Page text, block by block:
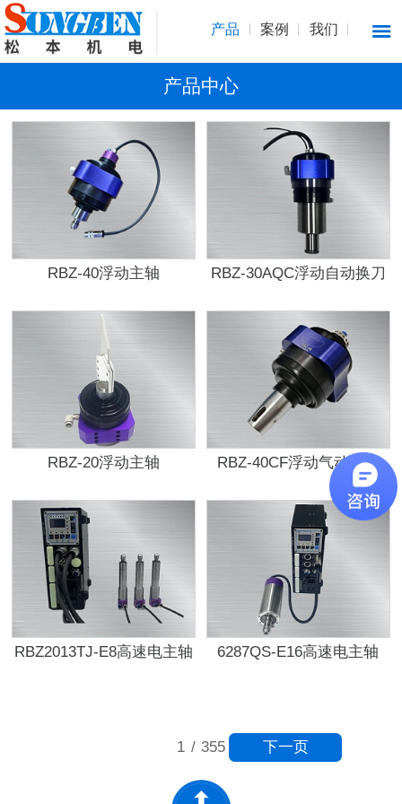
产品 案例 我们
产品中心
RBZ-40浮动主轴
RBZ-30AQC浮动自动换刀
RBZ-20浮动主轴 RBZ-40CF浮动气动锉刀
RBZ2013TJ-E8高速电主轴 6287QS-E16高速电主轴
1 / 355 下一页